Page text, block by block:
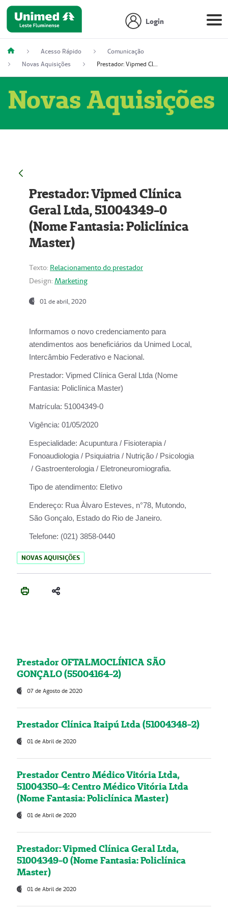
Login
Acesso Rápido
Comunicação
Novas Aquisições
Prestador: Vipmed Clínica Geral Ltda, 51004349-0 (Nome Fantasia: Policlínica Master)
Novas Aquisições
Prestador: Vipmed Clínica
Geral Ltda, 51004349-0
(Nome Fantasia: Policlínica
Master)
Texto: Relacionamento do prestador
Design: Marketing
01 de abril, 2020
Informamos o novo credenciamento para
atendimentos aos beneficiários da Unimed Local,
Intercâmbio Federativo e Nacional.
Prestador: Vipmed Clínica Geral Ltda (Nome
Fantasia: Policlínica Master)
Matrícula: 51004349-0
Vigência: 01/05/2020
Especialidade: Acupuntura / Fisioterapia /
Fonoaudiologia / Psiquiatria / Nutrição / Psicologia
/ Gastroenterologia / Eletroneuromiografia.
Tipo de atendimento: Eletivo
Endereço: Rua Àlvaro Esteves, n°78, Mutondo,
São Gonçalo, Estado do Rio de Janeiro.
Telefone: (021) 3858-0440
NOVAS AQUISIÇÕES
Prestador OFTALMOCLÍNICA SÃO
GONÇALO (55004164-2)
07 de Agosto de 2020
Prestador Clínica Itaipú Ltda (51004348-2)
01 de Abril de 2020
Prestador Centro Médico Vitória Ltda,
51004350-4: Centro Médico Vitória Ltda
(Nome Fantasia: Policlínica Master)
01 de Abril de 2020
Prestador: Vipmed Clínica Geral Ltda,
51004349-0 (Nome Fantasia: Policlínica
Master)
01 de Abril de 2020